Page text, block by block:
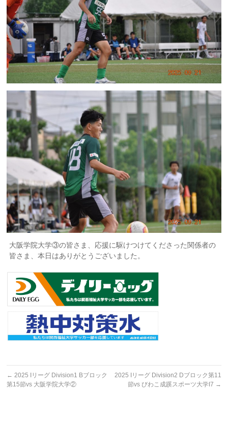
大阪学院大学③の皆さま、応援に駆けつけてくださった関係者の
皆さま、本日はありがとうございました。
← 2025 Iリーグ Division1 Bブロック
第15節vs 大阪学院大学②
2025 Iリーグ Division2 Dブロック第11
節vs びわこ成蹊スポーツ大学I7 →